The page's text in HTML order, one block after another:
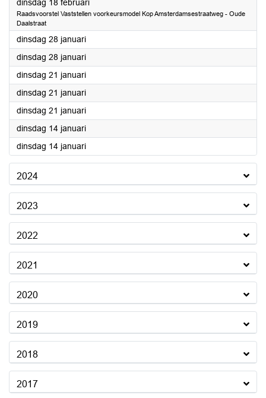
dinsdag 18 februari
Raadsvoorstel Vaststellen voorkeursmodel Kop Amsterdamsestraatweg - Oude
Daalstraat
dinsdag 28 januari2025
dinsdag 28 januari2025
dinsdag 21 januari2025
dinsdag 21 januari2025
dinsdag 21 januari2025
dinsdag 14 januari2025
dinsdag 14 januari2025
2024
2023
2022
2021
2020
2019
2018
2017